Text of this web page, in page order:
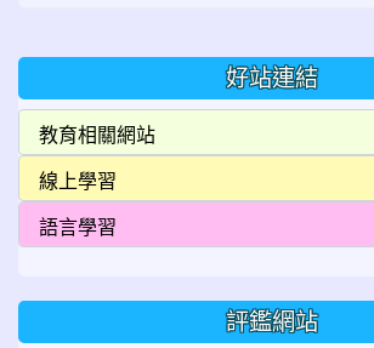
好站連結
評鑑網站